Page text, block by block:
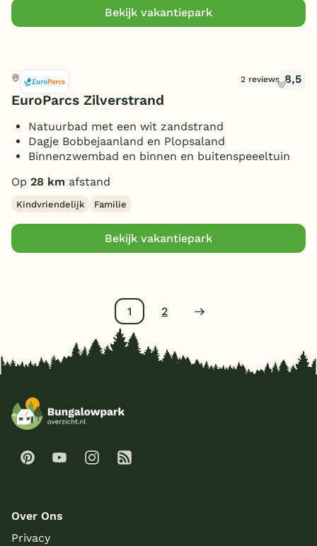
Bekijk vakantiepark
Mol, België 2 reviews 8,5
EuroParcs Zilverstrand
Natuurbad met een wit zandstrand
Dagje Bobbejaanland en Plopsaland
Binnenzwembad en binnen en buitenspeeeltuin
Op 28 km afstand
Kindvriendelijk Familie
Bekijk vakantiepark
1 2
Over Ons
Privacy